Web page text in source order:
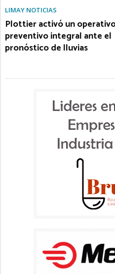
LIMAY NOTICIAS
Plottier activó un
preventivo integral ante el
pronóstico de lluvias